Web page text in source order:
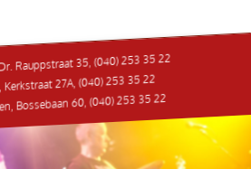
Rauppstraat 35, (040) 253 35 22
27A, (040) 253 35 22
Bossebaan 60, (040) 253 35 22